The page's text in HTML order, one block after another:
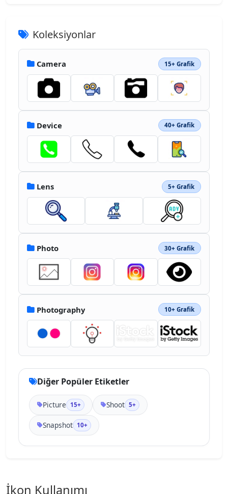
Koleksiyonlar
Camera 15+ Grafik
Device 40+ Grafik
Lens 5+ Grafik
Photo 30+ Grafik
Photography 10+ Grafik
Diğer Popüler Etiketler
Picture 15+ Shoot 5+
Snapshot 10+
İkon Kullanımı